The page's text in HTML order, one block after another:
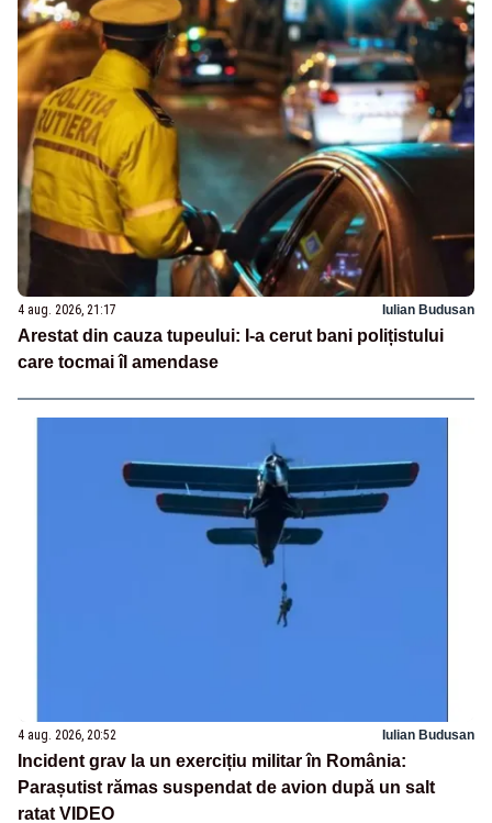
4 aug. 2026, 21:17 Iulian Budusan
Arestat din cauza tupeului: I-a cerut bani polițistului
care tocmai îl amendase
4 aug. 2026, 20:52 Iulian Budusan
Incident grav la un exercițiu militar în România:
Parașutist rămas suspendat de avion după un salt
ratat VIDEO